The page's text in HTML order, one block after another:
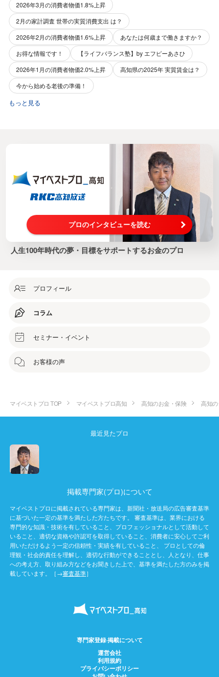
2026年3月の消費者物価1.8%上昇
2月の家計調査 世帯の実質消費支出 は？
2026年2月の消費者物価1.6%上昇
あなたは何歳まで働きますか？
お得な情報です！
【ライフバランス塾】by エフピーあさひ
2026年1月の消費者物価2.0%上昇
高知県の2025年 実質賃金は？
今から始める老後の準備！
もっと見る
プロのインタビューを読む
人生100年時代の夢・目標をサポートするお金のプロ
プロフィール
コラム
セミナー・イベント
お客様の声
マイベストプロ TOP マイベストプロ高知 高知のお金・保険 高知
最近見たプロ
掲載専門家(プロ)について
マイベストプロに掲載されている専門家は、新聞社・放送局の広告審査基準
に基づいた一定の基準を満たした方たちです。 審査基準は、業界における
専門的な知識・技術を有していること、プロフェッショナルとして活動して
いること、適切な資格や許認可を取得していること、消費者に安心してご利
用いただけるよう一定の信頼性・実績を有していること、 プロとしての倫
理観・社会的責任を理解し、適切な行動ができることとし、人となり、仕事
への考え方、取り組み方などをお聞きした上で、基準を満たした方のみを掲
載しています。［→審査基準］
専門家登録·掲載について
運営会社
利用規約
プライバシーポリシー